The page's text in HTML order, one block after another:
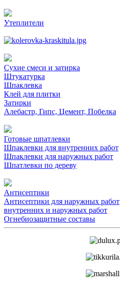
Утеплители
Сухие смеси и затирка
Штукатурка
Шпаклевка
Клей для плитки
Затирки
Алебастр, Гипс, Цемент, Побелка
Готовые шпатлевки
Шпаклевки для внутренних работ
Шпаклевки для наружных работ
Шпатлевки по дереву
Антисептики
Антисептики для наружных работ
внутренних и наружных работ
Огнебиозащитные составы